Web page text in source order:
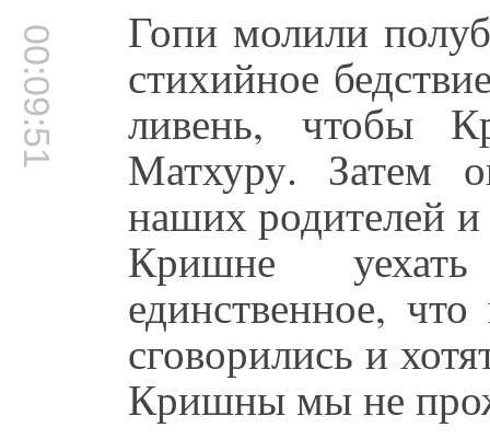
00:09:51 Гопи молили
стихийное
ливень, чтобы
Матхуру. Затем
наших родителей
Кришне
единственное,
сговорились и
Кришны мы не